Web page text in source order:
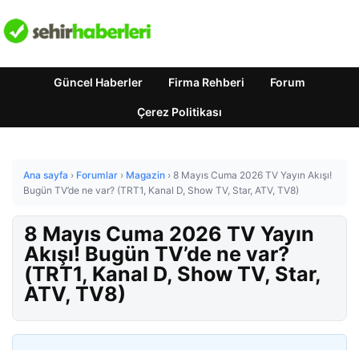
Güncel Haberler Firma Rehberi Forum
Çerez Politikası
Ana sayfa › Forumlar › Magazin › 8 Mayıs Cuma 2026 TV Yayın Akışı!
Bugün TV’de ne var? (TRT1, Kanal D, Show TV, Star, ATV, TV8)
8 Mayıs Cuma 2026 TV Yayın
Akışı! Bugün TV’de ne var?
(TRT1, Kanal D, Show TV, Star,
ATV, TV8)